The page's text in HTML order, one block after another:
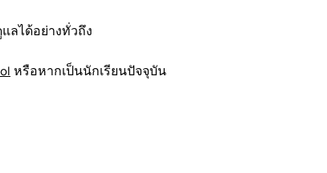
ลได้อย่างทั่วถึง
หรือหากเป็นนักเรียนปัจจุบัน